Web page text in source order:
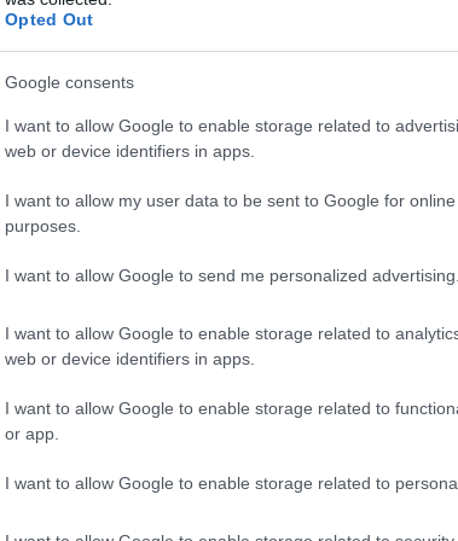
Opted Out
Google consents
I want to allow Google to enable storage related to
web or device identifiers in apps.
I want to allow my user data to be sent to Google for
purposes.
I want to allow Google to send me personalized advertising.
I want to allow Google to enable storage related to
web or device identifiers in apps.
I want to allow Google to enable storage related to
or app.
I want to allow Google to enable storage related to
néző Szent Péter-bazilika
építmén
Sixtus kápolna
2023. július 31.
A Sixtus-kápolna
méltó mennyezetéről híres.
jeleneteit ábrázolják, köztük
ad Ádámnak. Kinyújtott kezük
leglátogatottabb nevezetessége. Michelangelo művészete és a
nagy léptéke a Sixtus-
reneszánsz művészet
Spanyol lépcső